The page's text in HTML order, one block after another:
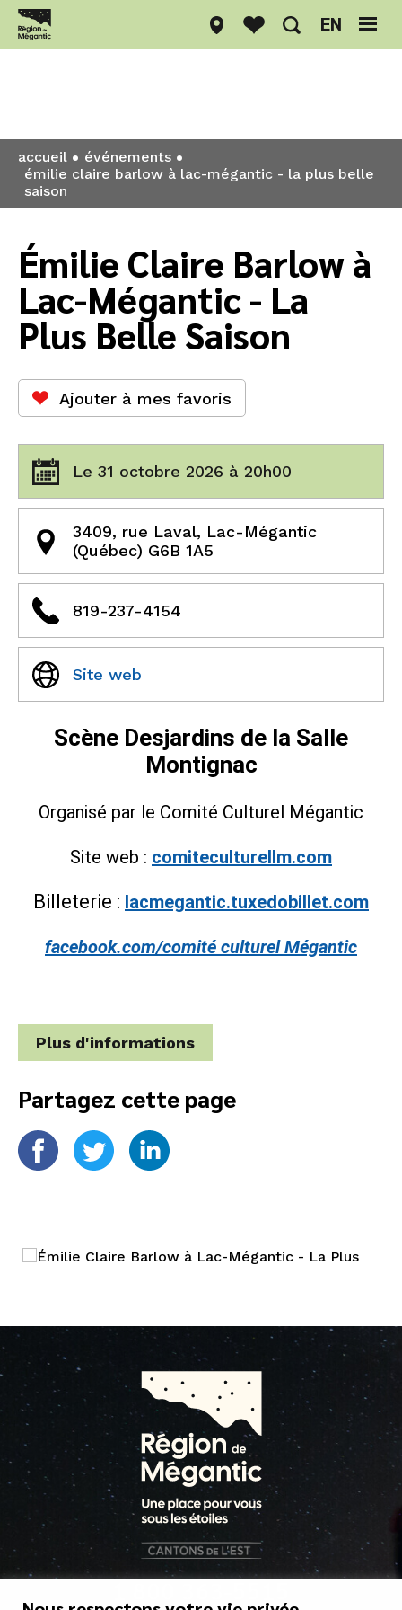
EN
accueil
événements
émilie claire barlow à lac-mégantic - la plus belle
saison
Émilie Claire Barlow à
Lac-Mégantic - La
Plus Belle Saison
Ajouter à mes favoris
Le 31 octobre 2026 à 20h00
3409, rue Laval, Lac-Mégantic
(Québec) G6B 1A5
819-237-4154
Site web
Scène Desjardins de la Salle
Montignac
Organisé par le Comité Culturel Mégantic
Site web : comiteculturellm.com
Billeterie : lacmegantic.tuxedobillet.com
facebook.com/comité culturel Mégantic
Plus d'informations
Partagez cette page
1 800 363-5515